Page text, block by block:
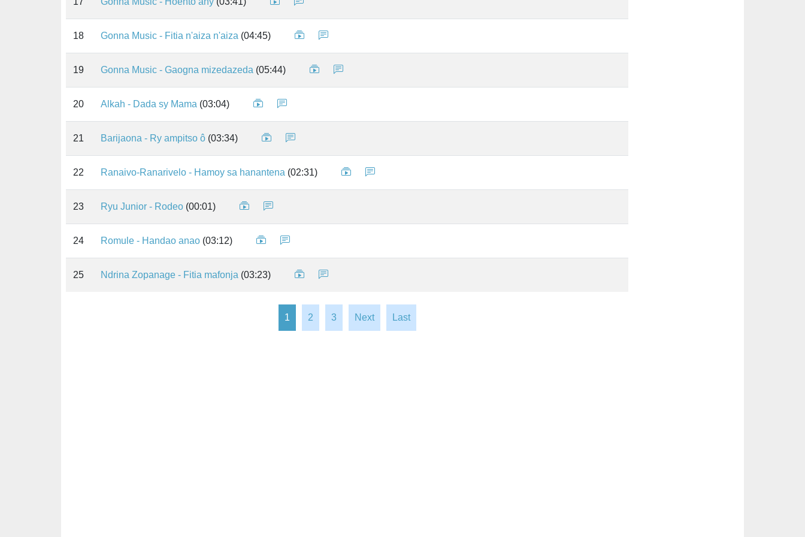
18 Gonna Music - Fitia n'aiza n'aiza (04:45)
19 Gonna Music - Gaogna mizedazeda (05:44)
20 Alkah - Dada sy Mama (03:04)
21 Barijaona - Ry ampitso ô (03:34)
22 Ranaivo-Ranarivelo - Hamoy sa hanantena (02:31)
23 Ryu Junior - Rodeo (00:01)
24 Romule - Handao anao (03:12)
25 Ndrina Zopanage - Fitia mafonja (03:23)
1 2 3 Next Last